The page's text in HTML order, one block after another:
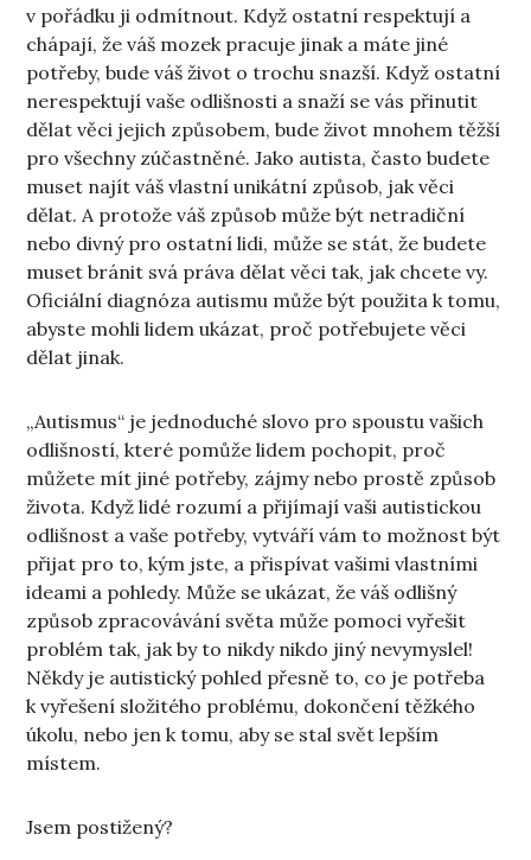
v pořádku ji odmítnout. Když ostatní respektují a
chápají, že váš mozek pracuje jinak a máte jiné
potřeby, bude váš život o trochu snazší. Když ostatní
nerespektují vaše odlišnosti a snaží se vás přinutit
dělat věci jejich způsobem, bude život mnohem těžší
pro všechny zúčastněné. Jako autista, často budete
muset najít váš vlastní unikátní způsob, jak věci
dělat. A protože váš způsob může být netradiční
nebo divný pro ostatní lidi, může se stát, že budete
muset bránit svá práva dělat věci tak, jak chcete vy.
Oficiální diagnóza autismu může být použita k tomu,
abyste mohli lidem ukázat, proč potřebujete věci
dělat jinak.
„Autismus“ je jednoduché slovo pro spoustu vašich
odlišností, které pomůže lidem pochopit, proč
můžete mít jiné potřeby, zájmy nebo prostě způsob
života. Když lidé rozumí a přijímají vaši autistickou
odlišnost a vaše potřeby, vytváří vám to možnost být
přijat pro to, kým jste, a přispívat vašimi vlastními
ideami a pohledy. Může se ukázat, že váš odlišný
způsob zpracovávání světa může pomoci vyřešit
problém tak, jak by to nikdy nikdo jiný nevymyslel!
Někdy je autistický pohled přesně to, co je potřeba
k vyřešení složitého problému, dokončení těžkého
úkolu, nebo jen k tomu, aby se stal svět lepším
místem.
Jsem postižený?